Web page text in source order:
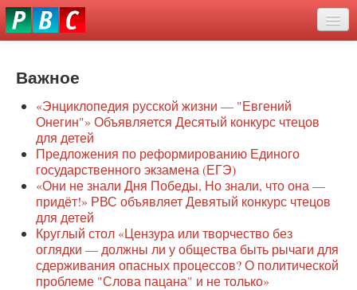
Перейти
к
О нас
Защита семей
Образование
Наше сопротивление
Регионы
Видео
Важное
«Энциклопедия русской жизни — "Евгений
Онегин"» Объявляется Десятый конкурс чтецов
для детей
Предложения по реформированию Единого
государственного экзамена (ЕГЭ)
«Они не знали Дня Победы, Но знали, что она —
придёт!» РВС объявляет Девятый конкурс чтецов
для детей
Круглый стол «Цензура или творчество без
оглядки — должны ли у общества быть рычаги для
сдерживания опасных процессов? О политической
проблеме "Слова пацана" и не только»